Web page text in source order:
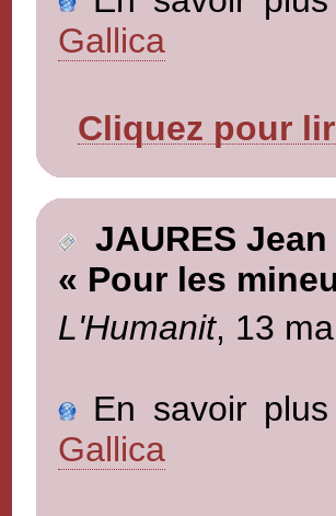
Gallica
Cliquez pour
JAURES Jean
« Pour les
L'Humanit, 13
En savoir
Gallica